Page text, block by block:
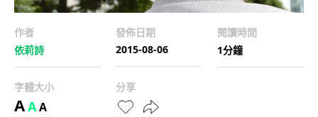
作者
依莉詩
發佈日期
2015-08-06
閱讀時間
1分鐘
字體大小
AAA
分享